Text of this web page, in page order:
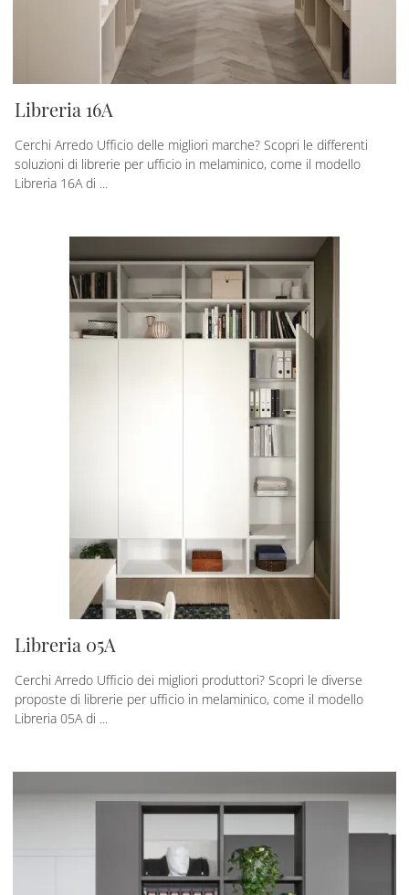
Libreria 16A
Cerchi Arredo Ufficio delle migliori marche? Scopri le differenti
soluzioni di librerie per ufficio in melaminico, come il modello
Libreria 16A di ...
Libreria 05A
Cerchi Arredo Ufficio dei migliori produttori? Scopri le diverse
proposte di librerie per ufficio in melaminico, come il modello
Libreria 05A di ...